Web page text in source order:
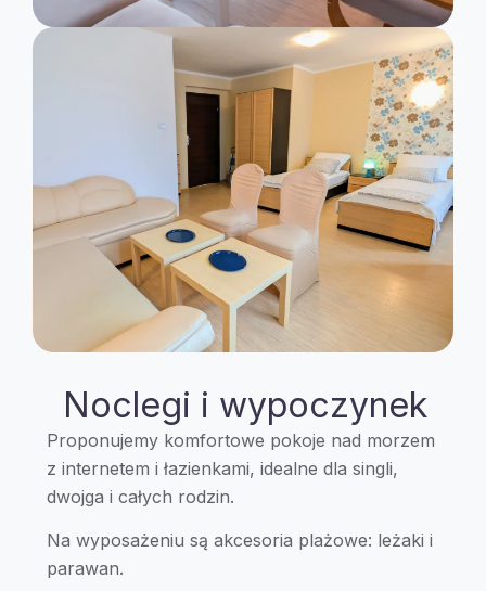
Noclegi i wypoczynek
Proponujemy komfortowe pokoje nad morzem
z internetem i łazienkami, idealne dla singli,
dwojga i całych rodzin.
Na wyposażeniu są akcesoria plażowe: leżaki i
parawan.